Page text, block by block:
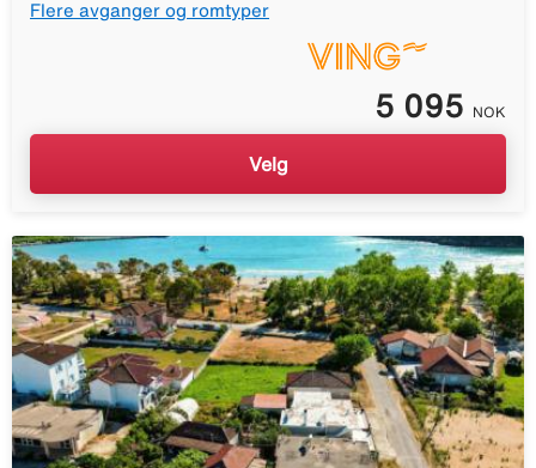
Flere avganger og romtyper
5 095 NOK
Velg